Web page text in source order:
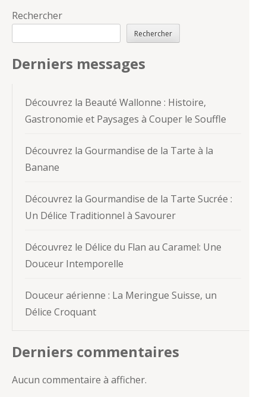
Rechercher
Rechercher
Derniers messages
Découvrez la Beauté Wallonne : Histoire,
Gastronomie et Paysages à Couper le Souffle
Découvrez la Gourmandise de la Tarte à la
Banane
Découvrez la Gourmandise de la Tarte Sucrée :
Un Délice Traditionnel à Savourer
Découvrez le Délice du Flan au Caramel: Une
Douceur Intemporelle
Douceur aérienne : La Meringue Suisse, un
Délice Croquant
Derniers commentaires
Aucun commentaire à afficher.